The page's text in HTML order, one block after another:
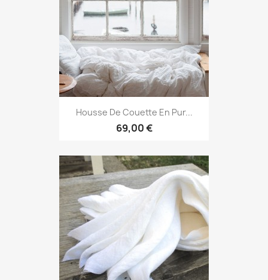
Housse De Couette En Pur...
69,00 €